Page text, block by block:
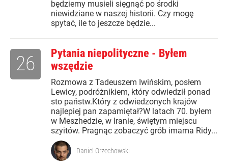
będziemy musieli sięgnąć po środki
niewidziane w naszej historii. Czy mogę
spytać, ile to jeszcze będzie...
Pytania niepolityczne - Byłem
wszędzie
Rozmowa z Tadeuszem Iwińskim, posłem
Lewicy, podróżnikiem, który odwiedził ponad
sto państw.Który z odwiedzonych krajów
najlepiej pan zapamiętał?W latach 70. byłem
w Meszhedzie, w Iranie, świętym miejscu
szyitów. Pragnąc zobaczyć grób imama Ridy...
26
Daniel Orzechowski